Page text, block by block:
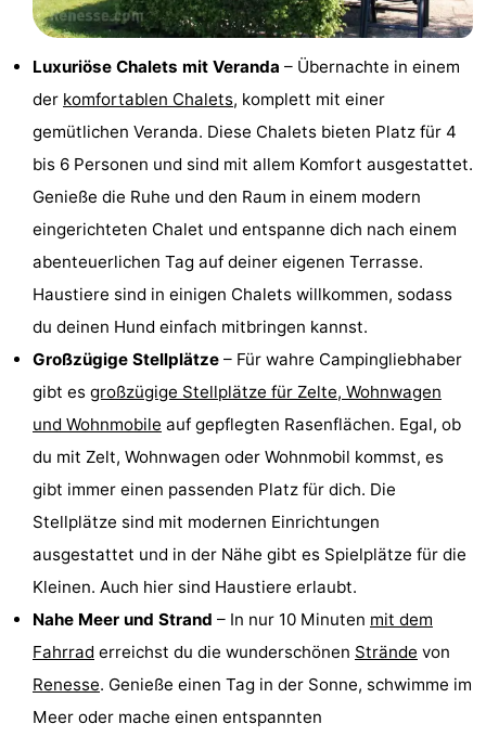
van
Haamstede
(mit
Frühstück)
Lastminutes
Strand
Sehen
tun
Museen
Denkmäler
Mühlen
Aussichtspunkte
Attraktionen
Rundfahrten
Spielplätze
Indoor-
Spielplätze
Bowling
-
Minigolfplätze
Wellness-
Zentren
Dörfer
Luxuriöse Chalets mit Veranda – Übernachte in einem
der komfortablen Chalets, komplett mit einer
gemütlichen Veranda. Diese Chalets bieten Platz für 4
bis 6 Personen und sind mit allem Komfort ausgestattet.
Genieße die Ruhe und den Raum in einem modern
eingerichteten Chalet und entspanne dich nach einem
abenteuerlichen Tag auf deiner eigenen Terrasse.
Haustiere sind in einigen Chalets willkommen, sodass
du deinen Hund einfach mitbringen kannst.
Großzügige Stellplätze – Für wahre Campingliebhaber
gibt es großzügige Stellplätze für Zelte, Wohnwagen
und Wohnmobile auf gepflegten Rasenflächen. Egal, ob
du mit Zelt, Wohnwagen oder Wohnmobil kommst, es
gibt immer einen passenden Platz für dich. Die
Stellplätze sind mit modernen Einrichtungen
ausgestattet und in der Nähe gibt es Spielplätze für die
Kleinen. Auch hier sind Haustiere erlaubt.
Nahe Meer und Strand – In nur 10 Minuten mit dem
Fahrrad erreichst du die wunderschönen Strände von
Renesse. Genieße einen Tag in der Sonne, schwimme im
Meer oder mache einen entspannten